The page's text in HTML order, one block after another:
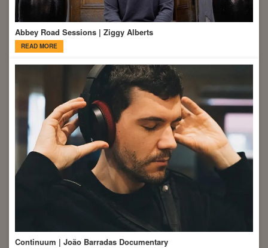
Abbey Road Sessions | Ziggy Alberts
READ MORE
Continuum | João Barradas Documentary